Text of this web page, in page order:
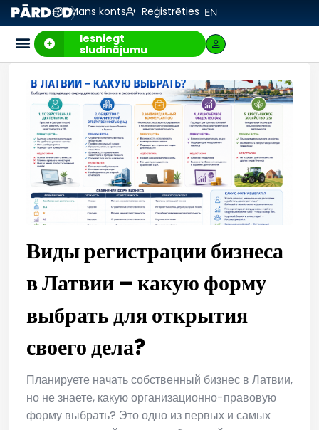
Mans konts Reģistrēties EN
Iesniegt
sludinājumu
Виды регистрации бизнеса
в Латвии – какую форму
выбрать для открытия
своего дела?
Планируете начать собственный бизнес в Латвии,
но не знаете, какую организационно-правовую
форму выбрать? Это одно из первых и самых